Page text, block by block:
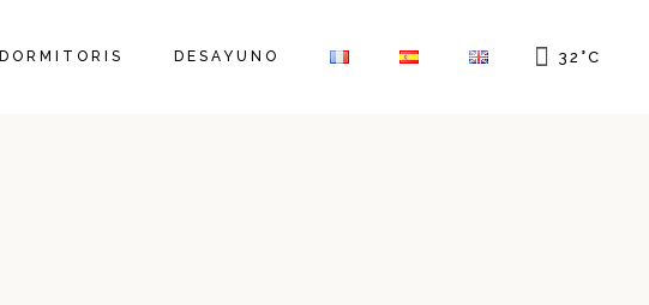
DORMITORIS DESAYUNO 32 °C